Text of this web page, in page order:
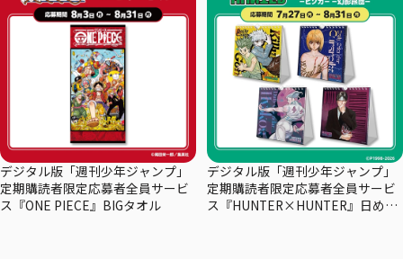
デジタル版「週刊少年ジャンプ」
定期購読者限定応募者全員サービ
ス『ONE PIECE』BIGタオル
デジタル版「週刊少年ジャンプ」
定期購読者限定応募者全員サービ
ス『HUNTER×HUNTER』日めく